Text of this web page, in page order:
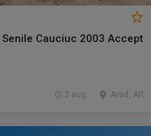
Cauciuc 2003 Accept
Arad, AR
2 aug.